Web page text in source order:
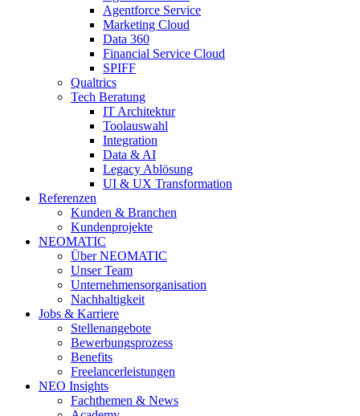
Agentforce Service
Marketing Cloud
Data 360
Financial Service Cloud
SPIFF
Qualtrics
Tech Beratung
IT Architektur
Toolauswahl
Integration
Data & AI
Legacy Ablösung
UI & UX Transformation
Referenzen
Kunden & Branchen
Kundenprojekte
NEOMATIC
Über NEOMATIC
Unser Team
Unternehmensorganisation
Nachhaltigkeit
Jobs & Karriere
Stellenangebote
Bewerbungsprozess
Benefits
Freelancerleistungen
NEO Insights
Fachthemen & News